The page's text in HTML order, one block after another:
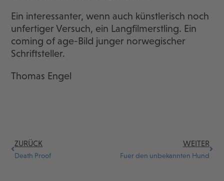
Ein interessanter, wenn auch künstlerisch noch
unfertiger Versuch, ein Langfilmerstling. Ein
coming of age-Bild junger norwegischer
Schriftsteller.
Thomas Engel
ZURÜCK
Death Proof
WEITER
Fuer den unbekannten Hund